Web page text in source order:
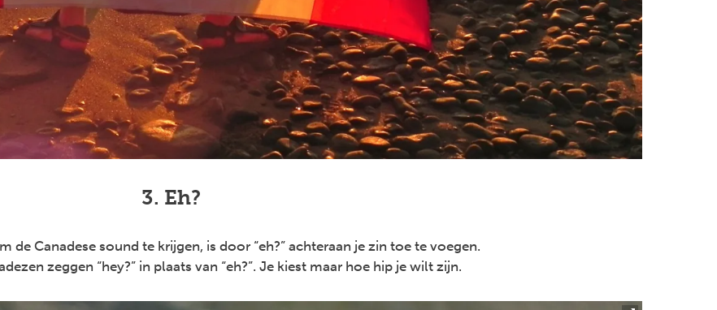
3. Eh?
de Canadese sound te krijgen, is door “eh?” achteraan je zin toe te voegen.
zeggen “hey?” in plaats van “eh?”. Je kiest maar hoe hip je wilt zijn.